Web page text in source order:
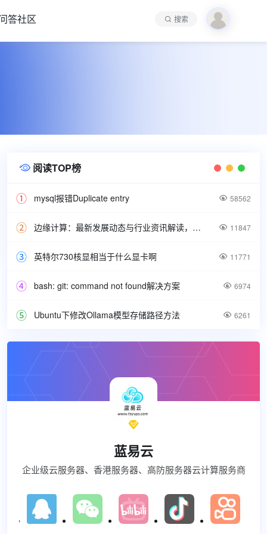
答社区 搜索
 阅读TOP榜
mysql报错Duplicate entry  58562
边缘计算：最新发展动态与行业资讯解读，洞悉技术前沿引领未来。  11847
英特尔730核显相当于什么显卡啊  11771
bash: git: command not found解决方案  6974
Ubuntu下修改Ollama模型存储路径方法  6261

蓝易云
企业级云服务器、香港服务器、高防服务器云计算服务商